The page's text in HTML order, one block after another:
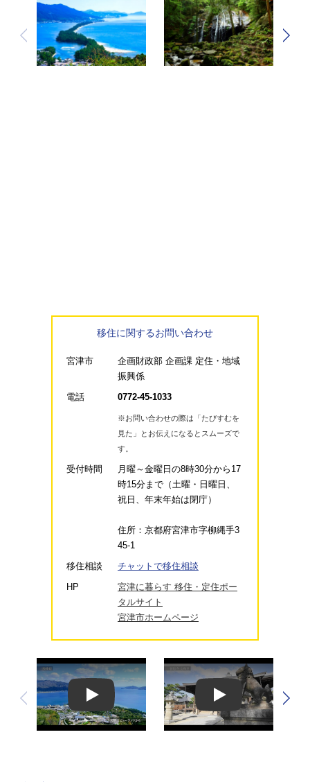
移住に関するお問い合わせ
宮津市
企画財政部 企画課 定住・地域
振興係
電話
0772-45-1033
※お問い合わせの際は「たびすむを
見た」とお伝えになるとスムーズで
す。
受付時間
月曜～金曜日の8時30分から17
時15分まで（土曜・日曜日、
祝日、年末年始は閉庁）
住所：京都府宮津市字柳縄手3
45-1
移住相談
チャットで移住相談
HP
宮津に暮らす 移住・定住ポー
タルサイト
宮津市ホームページ
Play Play